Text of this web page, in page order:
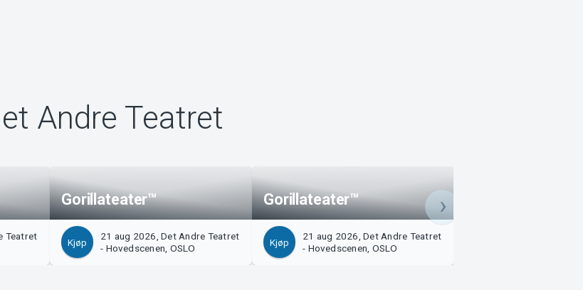
Andre Teatret
Teatret
Gorillateater™
Kjøp
21 aug 2026, Det Andre Teatret
- Hovedscenen, OSLO
Gorillateater™
Kjøp
21 aug 2026, Det Andre Teatret
- Hovedscenen, OSLO